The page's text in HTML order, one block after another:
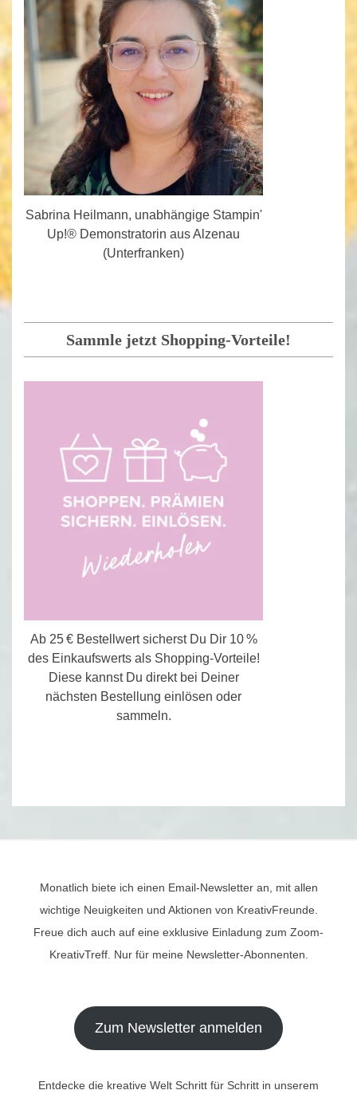
Sabrina Heilmann, unabhängige Stampin'
Up!® Demonstratorin aus Alzenau
(Unterfranken)
Sammle jetzt Shopping-Vorteile!
Ab 25 € Bestellwert sicherst Du Dir 10 %
des Einkaufswerts als Shopping-Vorteile!
Diese kannst Du direkt bei Deiner
nächsten Bestellung einlösen oder
sammeln.
Monatlich biete ich einen Email-Newsletter an, mit allen
wichtige Neuigkeiten und Aktionen von KreativFreunde.
Freue dich auch auf eine exklusive Einladung zum Zoom-
KreativTreff. Nur für meine Newsletter-Abonnenten.
Zum Newsletter anmelden
Entdecke die kreative Welt Schritt für Schritt in unserem